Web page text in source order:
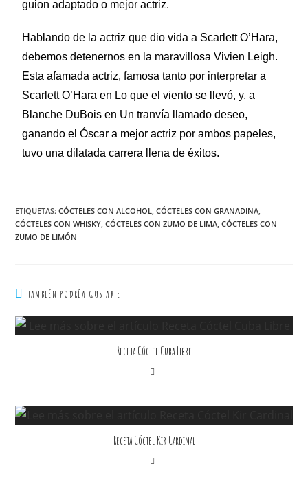
guion adaptado o mejor actriz.
Hablando de la actriz que dio vida a Scarlett O’Hara,
debemos detenernos en la maravillosa Vivien Leigh.
Esta afamada actriz, famosa tanto por interpretar a
Scarlett O’Hara en Lo que el viento se llevó, y, a
Blanche DuBois en Un tranvía llamado deseo,
ganando el Óscar a mejor actriz por ambos papeles,
tuvo una dilatada carrera llena de éxitos.
ETIQUETAS:CÓCTELES CON ALCOHOL, CÓCTELES CON GRANADINA,
CÓCTELES CON WHISKY, CÓCTELES CON ZUMO DE LIMA, CÓCTELES CON
ZUMO DE LIMÓN
TAMBIÉN PODRÍA GUSTARTE
Receta Cóctel Cuba Libre
Receta Cóctel Kir Cardinal